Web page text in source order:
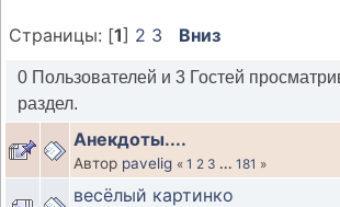
Страницы: [1] 2 3 Вниз
0 Пользователей и 3 Гостей
раздел.
Анекдоты....
Автор pavelig « 1 2 3 ... 181 »
весёлый картинко